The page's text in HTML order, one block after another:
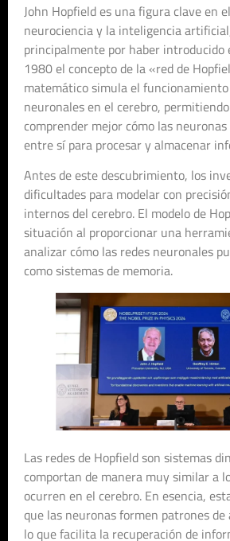
John Hopfield es una figura clave en
neurociencia y la inteligencia
principalmente por haber introducido
1980 el concepto de la «red de
matemático simula el
neuronales en el cerebro,
comprender mejor cómo las
entre sí para procesar y almacenar
Antes de este descubrimiento, los
dificultades para modelar con
internos del cerebro. El modelo de
situación al proporcionar una
analizar cómo las redes neuronales
como sistemas de memoria.
Las redes de Hopfield son sistemas
comportan de manera muy similar a
ocurren en el cerebro. En esencia,
que las neuronas formen patrones
lo que facilita la recuperación de